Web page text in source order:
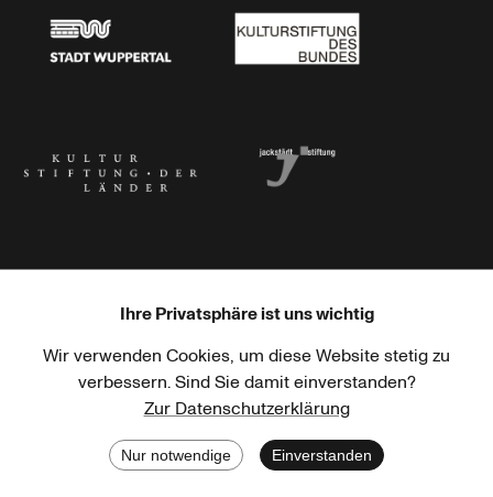
Haus der Kulturen der Welt Goethe-Institut
Ihre Privatsphäre ist uns wichtig
Wir verwenden Cookies, um diese Website stetig zu
verbessern. Sind Sie damit einverstanden?
Zur Datenschutzerklärung
Nur notwendige Einverstanden